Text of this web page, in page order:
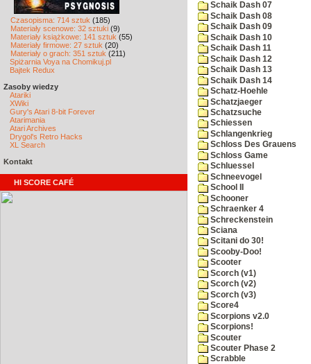
Czasopisma: 714 sztuk (185)
Materiały scenowe: 32 sztuki (9)
Materiały książkowe: 141 sztuk (55)
Materiały firmowe: 27 sztuk (20)
Materiały o grach: 351 sztuk (211)
Spiżarnia Voya na Chomikuj.pl
Bajtek Redux
Zasoby wiedzy
Atariki
XWiki
Gury's Atari 8-bit Forever
Atarimania
Atari Archives
Drygol's Retro Hacks
XL Search
Kontakt
HI SCORE CAFÉ
Schaik Dash 07
Schaik Dash 08
Schaik Dash 09
Schaik Dash 10
Schaik Dash 11
Schaik Dash 12
Schaik Dash 13
Schaik Dash 14
Schatz-Hoehle
Schatzjaeger
Schatzsuche
Schiessen
Schlangenkrieg
Schloss Des Grauens
Schloss Game
Schluessel
Schneevogel
School II
Schooner
Schraenker 4
Schreckenstein
Sciana
Scitani do 30!
Scooby-Doo!
Scooter
Scorch (v1)
Scorch (v2)
Scorch (v3)
Score4
Scorpions v2.0
Scorpions!
Scouter
Scouter Phase 2
Scrabble